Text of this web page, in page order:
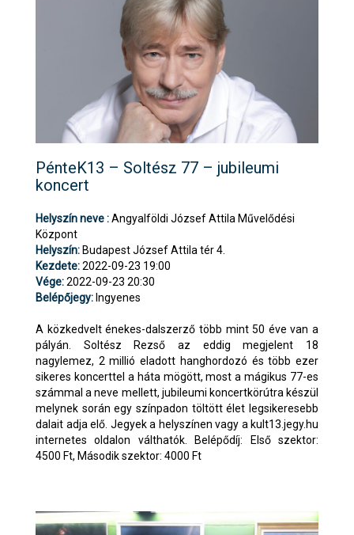
PénteK13 – Soltész 77 – jubileumi
koncert
Helyszín neve :Angyalföldi József Attila Művelődési
Központ
Helyszín: Budapest József Attila tér 4.
Kezdete:2022-09-23 19:00
Vége:2022-09-23 20:30
Belépőjegy: Ingyenes
A közkedvelt énekes-dalszerző több mint 50 éve van a
pályán. Soltész Rezső az eddig megjelent 18
nagylemez, 2 millió eladott hanghordozó és több ezer
sikeres koncerttel a háta mögött, most a mágikus 77-es
számmal a neve mellett, jubileumi koncertkörútra készül
melynek során egy színpadon töltött élet legsikeresebb
dalait adja elő. Jegyek a helyszínen vagy a kult13.jegy.hu
internetes oldalon válthatók. Belépődíj: Első szektor:
4500 Ft, Második szektor: 4000 Ft